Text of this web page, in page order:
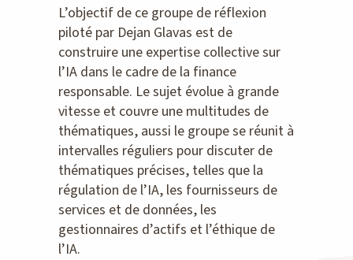
L’objectif de ce groupe de réflexion
piloté par Dejan Glavas est de
construire une expertise collective sur
l’IA dans le cadre de la finance
responsable. Le sujet évolue à grande
vitesse et couvre une multitudes de
thématiques, aussi le groupe se réunit à
intervalles réguliers pour discuter de
thématiques précises, telles que la
régulation de l’IA, les fournisseurs de
services et de données, les
gestionnaires d’actifs et l’éthique de
l’IA.